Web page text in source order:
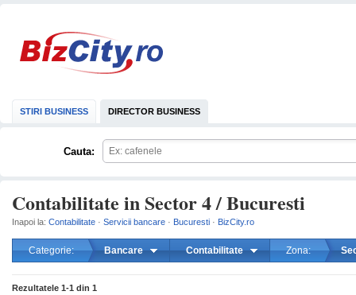
STIRI BUSINESS DIRECTOR BUSINESS
Cauta:
Contabilitate in Sector 4 / Bucuresti
Inapoi la: Contabilitate · Servicii bancare · Bucuresti · BizCity.ro
Categorie: Bancare Contabilitate Zona:
Rezultatele 1-1 din 1